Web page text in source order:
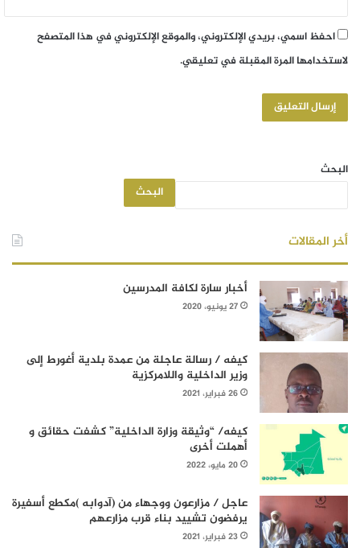
احفظ اسمي، بريدي الإلكتروني، والموقع الإلكتروني في هذا المتصفح
لاستخدامها المرة المقبلة في تعليقي.
البحث
البحث
أخر المقالات
أخبار سارة لكافة المدرسين
27 يونيو، 2020
كيفه / رسالة عاجلة من عمدة بلدية أغورط إلى
وزير الداخلية واللامركزية
26 فبراير، 2021
كيفه/ “وثيقة وزارة الداخلية” كشفت حقائق و
أهملت أخرى
20 مايو، 2022
عاجل / مزارعون ووجهاء من (آدوابه )مكطع أسفيرة
يرفضون تشييد بناء قرب مزارعهم
23 فبراير، 2021